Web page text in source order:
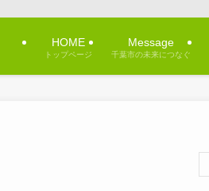
HOME
トップページ
Message
千葉市の未来につなぐ